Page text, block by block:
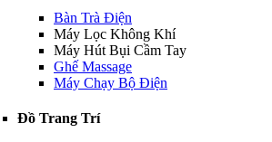
Bàn Trà Điện
Máy Lọc Không Khí
Máy Hút Bụi Cầm Tay
Ghế Massage
Máy Chạy Bộ Điện
Đồ Trang Trí